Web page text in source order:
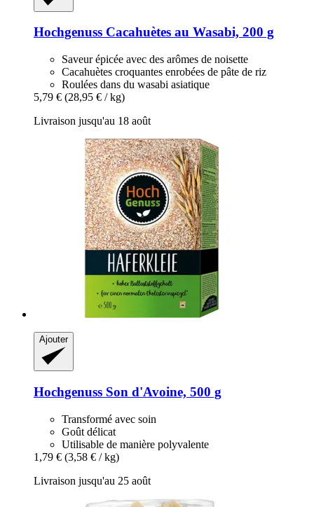
Hochgenuss Cacahuètes au Wasabi, 200 g
Saveur épicée avec des arômes de noisette
Cacahuètes croquantes enrobées de pâte de riz
Roulées dans du wasabi asiatique
5,79 € (28,95 € / kg)
Livraison jusqu'au 18 août
Ajouter
Hochgenuss Son d'Avoine, 500 g
Transformé avec soin
Goût délicat
Utilisable de manière polyvalente
1,79 € (3,58 € / kg)
Livraison jusqu'au 25 août